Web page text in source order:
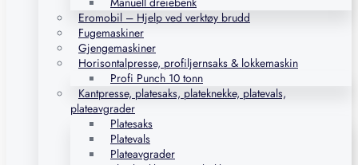
Eromobil – Hjelp ved verktøy brudd
Fugemaskiner
Gjengemaskiner
Horisontalpresse, profiljernsaks & lokkemaskin
Profi Punch 10 tonn
Kantpresse, platesaks, plateknekke, platevals,
plateavgrader
Platesaks
Platevals
Plateavgrader